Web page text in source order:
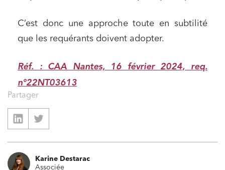
C’est donc une approche toute en subtilité
que les requérants doivent adopter.
Réf. : CAA Nantes, 16 février 2024, req.
n°22NT03613
Partager
Karine Destarac
Associée
Relations sociales et droit du travail
Services publics et collectivités
Environnement
Urbanisme et aménagement
Banque finance et assurance